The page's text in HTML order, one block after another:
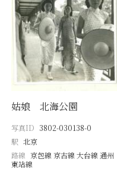
姑娘 北海公園
写真ID 3802-030138-0
駅 北京
路線 京包線 京古線 大台線 通州
東站線